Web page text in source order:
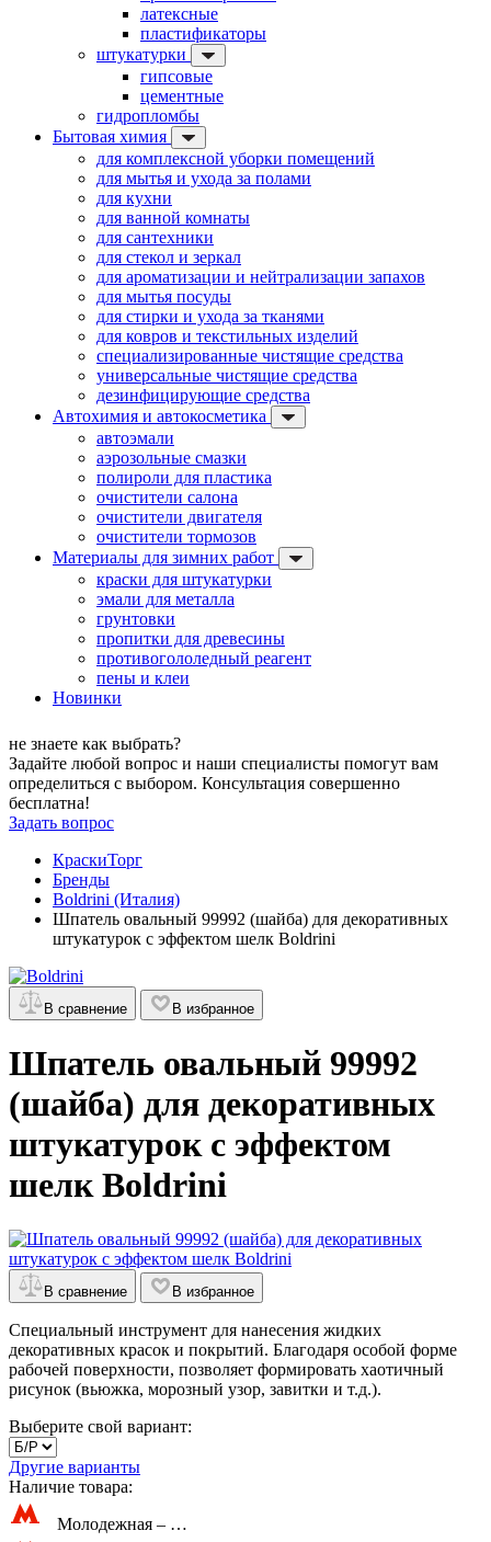
латексные
пластификаторы
штукатурки
гипсовые
цементные
гидропломбы
Бытовая химия
для комплексной уборки помещений
для мытья и ухода за полами
для кухни
для ванной комнаты
для сантехники
для стекол и зеркал
для ароматизации и нейтрализации запахов
для мытья посуды
для стирки и ухода за тканями
для ковров и текстильных изделий
специализированные чистящие средства
универсальные чистящие средства
дезинфицирующие средства
Автохимия и автокосметика
автоэмали
аэрозольные смазки
полироли для пластика
очистители салона
очистители двигателя
очистители тормозов
Материалы для зимних работ
краски для штукатурки
эмали для металла
грунтовки
пропитки для древесины
противогололедный реагент
пены и клеи
Новинки
не знаете как выбрать?
Задайте любой вопрос и наши специалисты помогут вам
определиться с выбором. Консультация совершенно
бесплатна!
Задать вопрос
КраскиТорг
Бренды
Boldrini (Италия)
Шпатель овальный 99992 (шайба) для декоративных
штукатурок с эффектом шелк Boldrini
В сравнение В избранное
Шпатель овальный 99992
(шайба) для декоративных
штукатурок с эффектом
шелк Boldrini
В сравнение В избранное
Специальный инструмент для нанесения жидких
декоративных красок и покрытий. Благодаря особой форме
рабочей поверхности, позволяет формировать хаотичный
рисунок (вьюжка, морозный узор, завитки и т.д.).
Выберите свой вариант:
Другие варианты
Наличие товара:
Молодежная – …